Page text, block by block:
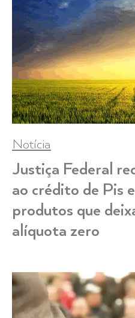
Notícia
Justiça Federal
ao crédito de Pis
produtos que
alíquota zero